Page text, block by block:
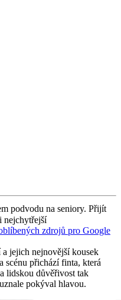
podvodu na seniory. Přijít
nejchytřejší
zdrojů pro Google
jejich nejnovější kousek
scénu přichází finta, která
lidskou důvěřivost tak
pokýval hlavou.